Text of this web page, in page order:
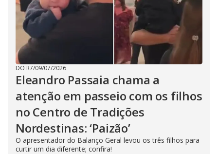
DO R7/09/07/2026
Eleandro Passaia chama a
atenção em passeio com os filhos
no Centro de Tradições
Nordestinas: ‘Paizão’
O apresentador do Balanço Geral levou os três filhos para
curtir um dia diferente; confira!